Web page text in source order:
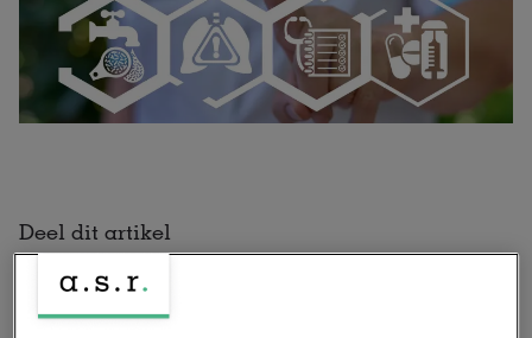
Deel dit artikel